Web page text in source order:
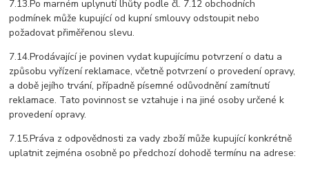
7.13.Po marném uplynutí lhůty podle čl. 7.12 obchodních
podmínek může kupující od kupní smlouvy odstoupit nebo
požadovat přiměřenou slevu.
7.14.Prodávající je povinen vydat kupujícímu potvrzení o datu a
způsobu vyřízení reklamace, včetně potvrzení o provedení opravy,
a době jejího trvání, případně písemné odůvodnění zamítnutí
reklamace. Tato povinnost se vztahuje i na jiné osoby určené k
provedení opravy.
7.15.Práva z odpovědnosti za vady zboží může kupující konkrétně
uplatnit zejména osobně po předchozí dohodě termínu na adrese: